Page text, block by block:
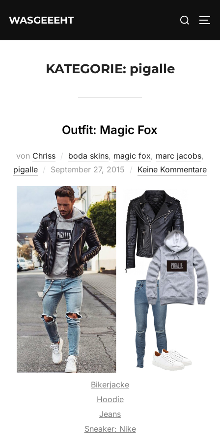
InhaltWASGEEEHT
Suchen
KATEGORIE: pigalle
Outfit: Magic Fox
von Chriss boda skins, magic fox, marc jacobs,
pigalle
Veröffentlicht
September 27, 2015 Keine Kommentare
Bikerjacke
Hoodie
Jeans
Sneaker: Nike